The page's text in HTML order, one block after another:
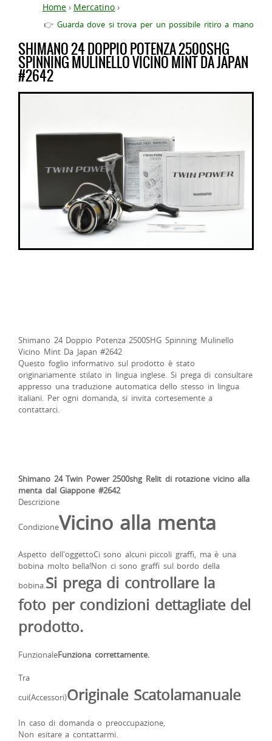
Home › Mercatino ›
👉 Guarda dove si trova per un possibile ritiro a mano
SHIMANO 24 DOPPIO POTENZA 2500SHG
SPINNING MULINELLO VICINO MINT DA JAPAN
#2642
Shimano 24 Doppio Potenza 2500SHG Spinning Mulinello
Vicino Mint Da Japan #2642
Questo foglio informativo sul prodotto è stato
originariamente stilato in lingua inglese. Si prega di consultare
appresso una traduzione automatica dello stesso in lingua
italiani. Per ogni domanda, si invita cortesemente a
contattarci.
Shimano 24 Twin Power 2500shg Relit di rotazione vicino alla
menta dal Giappone #2642
Descrizione
CondizioneVicino alla menta
Aspetto dell'oggettoCi sono alcuni piccoli graffi, ma è una
bobina molto bella!Non ci sono graffi sul bordo della
bobina.Si prega di controllare la
foto per condizioni dettagliate del
prodotto.
FunzionaleFunziona correttamente.
Tra
cui(Accessori)Originale Scatolamanuale
In caso di domanda o preoccupazione,
Non esitare a contattarmi.